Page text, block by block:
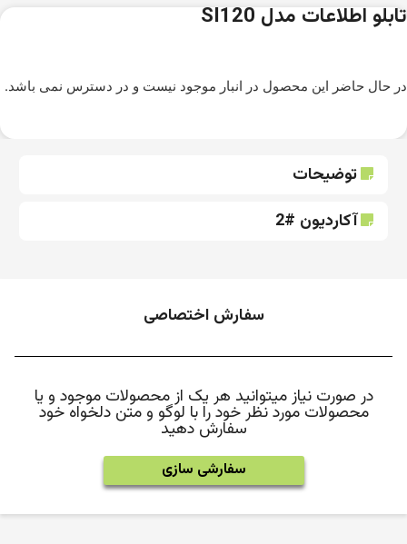
تابلو اطلاعات مدل SI120
در حال حاضر این محصول در انبار موجود نیست و در دسترس نمی باشد.
توضیحات
آکاردیون #2
سفارش اختصاصی
در صورت نیاز میتوانید هر یک از محصولات موجود و یا
محصولات مورد نظر خود را با لوگو و متن دلخواه خود
سفارش دهید
سفارشی سازی